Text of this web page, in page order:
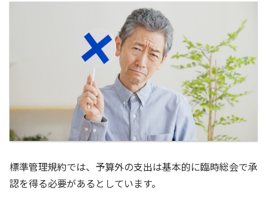
標準管理規約では、予算外の支出は基本的に臨時総会で承
認を得る必要があるとしています。